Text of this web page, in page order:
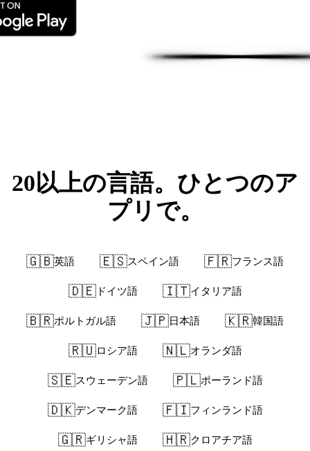
20以上の言語。ひとつのア
プリで。
🇬🇧英語 🇪🇸スペイン語 🇫🇷フランス語
🇩🇪ドイツ語 🇮🇹イタリア語
🇧🇷ポルトガル語 🇯🇵日本語 🇰🇷韓国語
🇷🇺ロシア語 🇳🇱オランダ語
🇸🇪スウェーデン語 🇵🇱ポーランド語
🇩🇰デンマーク語 🇫🇮フィンランド語
🇬🇷ギリシャ語 🇭🇷クロアチア語